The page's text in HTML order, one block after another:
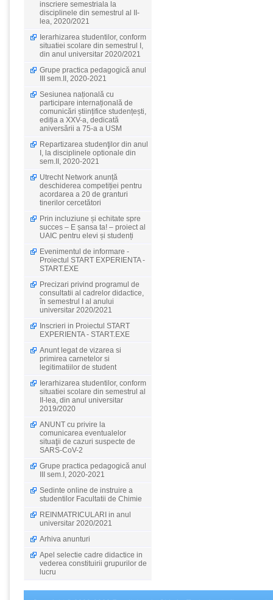
inscriere semestriala la
disciplinele din semestrul al II-
lea, 2020/2021
Ierarhizarea studentilor, conform
situatiei scolare din semestrul I,
din anul universitar 2020/2021
Grupe practica pedagogică anul
III sem.II, 2020-2021
Sesiunea națională cu
participare internațională de
comunicări științifice studențești,
ediția a XXV-a, dedicată
aniversării a 75-a a USM
Repartizarea studenţilor din anul
I, la disciplinele optionale din
sem.II, 2020-2021
Utrecht Network anunță
deschiderea competiției pentru
acordarea a 20 de granturi
tinerilor cercetători
Prin incluziune și echitate spre
succes – E șansa ta! – proiect al
UAIC pentru elevi și studenți
Evenimentul de informare -
Proiectul START EXPERIENTA -
START.EXE
Precizari privind programul de
consultatii al cadrelor didactice,
în semestrul I al anului
universitar 2020/2021
Inscrieri in Proiectul START
EXPERIENTA - START.EXE
Anunt legat de vizarea si
primirea carnetelor si
legitimatiilor de student
Ierarhizarea studentilor, conform
situatiei scolare din semestrul al
II-lea, din anul universitar
2019/2020
ANUNT cu privire la
comunicarea eventualelor
situaţii de cazuri suspecte de
SARS-CoV-2
Grupe practica pedagogică anul
III sem.I, 2020-2021
Sedinte online de instruire a
studentilor Facultatii de Chimie
REINMATRICULARI in anul
universitar 2020/2021
Arhiva anunturi
Apel selectie cadre didactice in
vederea constituirii grupurilor de
lucru